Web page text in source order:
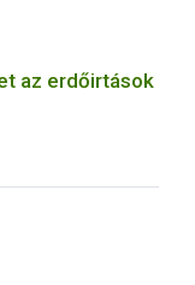
az erdőirtások